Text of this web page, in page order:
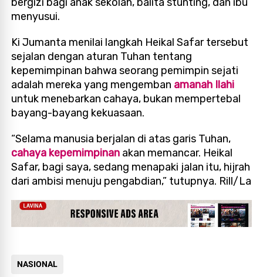
menyusui.
Ki Jumanta menilai langkah Heikal Safar tersebut
sejalan dengan aturan Tuhan tentang
kepemimpinan bahwa seorang pemimpin sejati
adalah mereka yang mengemban amanah Ilahi
untuk menebarkan cahaya, bukan mempertebal
bayang-bayang kekuasaan.
“Selama manusia berjalan di atas garis Tuhan,
cahaya kepemimpinan akan memancar. Heikal
Safar, bagi saya, sedang menapaki jalan itu, hijrah
dari ambisi menuju pengabdian,” tutupnya. Rill/La
NASIONAL